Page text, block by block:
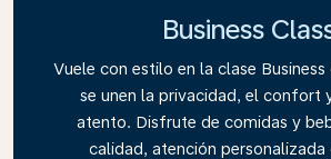
Business
Vuele con estilo en la clase
se unen la privacidad, el confort
atento. Disfrute de comidas y
calidad, atención personalizada